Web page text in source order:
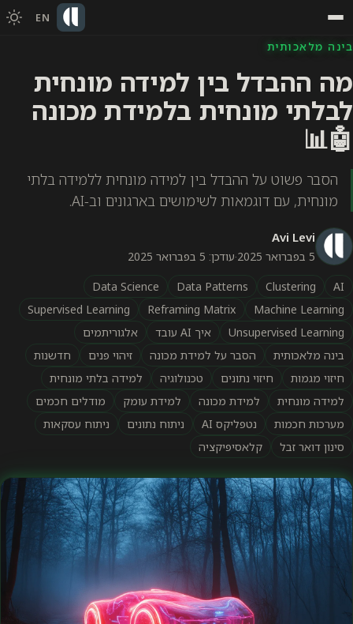
EN
בינה מלאכותית
מה ההבדל בין למידה מונחית
לבלתי מונחית בלמידת מכונה
🤖📊
הסבר פשוט על ההבדל בין למידה מונחית ללמידה בלתי
מונחית, עם דוגמאות לשימושים בארגונים וב-AI.
Avi Levi
5 בפברואר 2025 ·עודכן: 5 בפברואר 2025
AI
Clustering
Data Patterns
Data Science
Machine Learning
Reframing Matrix
Supervised Learning
Unsupervised Learning
איך AI עובד
אלגוריתמים
בינה מלאכותית
הסבר על למידת מכונה זיהוי פנים
חדשנות
חיזוי מגמות
חיזוי נתונים טכנולוגיה
למידה בלתי מונחית
למידה מונחית
למידת מכונה למידת עומק
מודלים חכמים
מערכות חכמות
נטפליקס AI ניתוח נתונים
ניתוח עסקאות
סינון דואר זבל
קלאסיפיקציה